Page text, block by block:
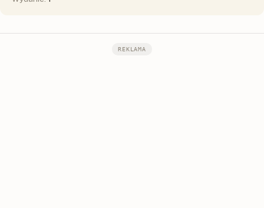
REKLAMA